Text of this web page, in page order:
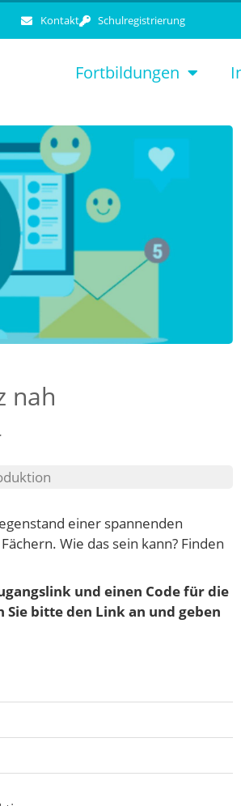
Kontakt Schulregistrierung
Fortbildungen
nah
einer spannenden
Wie das sein kann? Finden
und einen Code für die
bitte den Link an und geben